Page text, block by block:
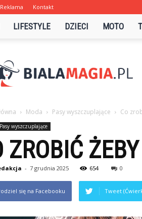
Reklama Kontakt
LIFESTYLE DZIECI MOTO
Moda Pasy wyszczuplające Co
Pasy wyszczuplające
ZROBIĆ
- 7 grudnia 2025 654 0
się na Facebooku Tweet